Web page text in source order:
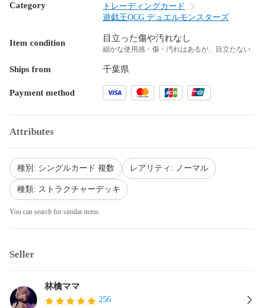
Category
トレーディングカード
遊戯王OCG デュエルモンスターズ
Item condition 目立った傷や汚れなし
細かな使用感・傷・汚れはあるが、目立たない
Ships from 千葉県
Payment method
Attributes
種別: シングルカード 複数 レアリティ: ノーマル
種類: ストラクチャーデッキ
You can search for similar items.
Seller
林檎ママ
256